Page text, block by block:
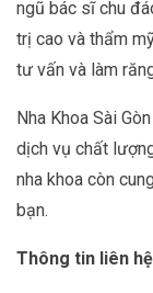
ngũ bác sĩ chu
trị cao và thẩm
tư vấn và làm
Nha Khoa Sài
dịch vụ chất
nha khoa còn
bạn.
Thông tin liên hệ